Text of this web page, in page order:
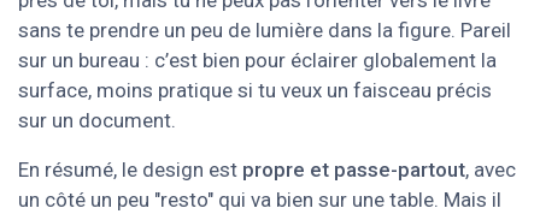
sans te prendre un peu de lumière dans la figure. Pareil
sur un bureau : c’est bien pour éclairer globalement la
surface, moins pratique si tu veux un faisceau précis
sur un document.
En résumé, le design est propre et passe-partout, avec
un côté un peu "resto" qui va bien sur une table. Mais il